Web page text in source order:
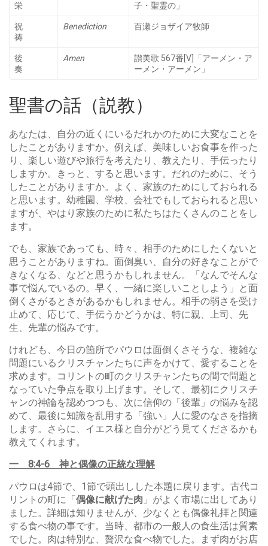
栄
子・聖霊の」
祝
祷
Benediction 百瀬ジョザイア牧師
後
奏
Amen
讃美歌 567番[V]「アーメン・ア
ーメン・アーメン」
聖書の話（説教）
あなたは、自分の近くにいるだれかのために大変なことを
したことがありますか。例えば、美味しいお食事を作った
り、楽しい遊びや旅行を考えたり、教えたり、手伝ったり
しますか。きっと、すると思います。だれのために、そう
したことがありますか。よく、家族のためにしておられる
と思います。幼稚園、学校、会社でもしておられると思い
ますが、やはり家族のために私たちはたくさんのことをし
ます。
でも、家族であっても、時々、相手のためにしたくないと
思うことがありますね。面倒臭い、自分の好きなことがで
きなくなる、などと思うかもしれません。「なんでそんな
事で悩んでいるの。早く、一緒に楽しいことしよう」と面
倒くさがるときがあるかもしれません。相手の弱さを受け
止めて、応じて、手伝うかどうかは、特に親、上司、先
生、先輩の悩みです。
けれども、今日の箇所でパウロは面倒くさそうな、複雑な
問題にいるクリスチャンたちに声をかけて、愛することを
求めます。コリントの町のクリスチャンたちの間で問題と
なっていた争点を取り上げます。そして、最初にクリスチ
ャンの神論を認めつつも、次に信仰の「後輩」の悩みを認
めて、最後に知識を乱用する「強い」人に愛のなさを指摘
します。さらに、イエス様と自分がどう見てくださるかも
教えてくれます。
一 8:4-6 神と偶像の正統な理解
パウロは4節で、1節で頭出しした本題に戻ります。古代コ
リントの町に「偶像に献げた肉 」がよく市場に出してあり
ました。詳細は知りませんが、少なくとも偶像礼拝と関連
する食べ物の事です。当時、都市の一般人の食生活は質素
でした。肉は特別な、贅沢な食べ物でした。まず肉がお店